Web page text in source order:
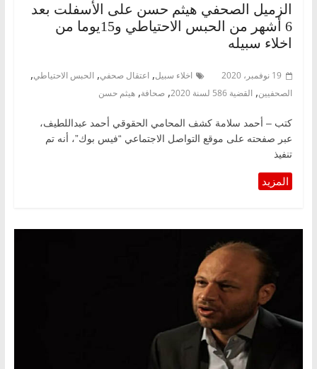
الزميل الصحفي هيثم حسن على الأسفلت بعد
6 أشهر من الحبس الاحتياطي و15يوما من
اخلاء سبيله
19 نوفمبر، 2020 اخلاء سبيل, اعتقال صحفي, الحبس الاحتياطي,
الصحفيين, القضية 586 لسنة 2020 , صحافة, هيثم حسن
كتب – أحمد سلامة كشف المحامي الحقوقي أحمد عبداللطيف،
عبر صفحته على موقع التواصل الاجتماعي “فيس بوك”، أنه تم
تنفيذ